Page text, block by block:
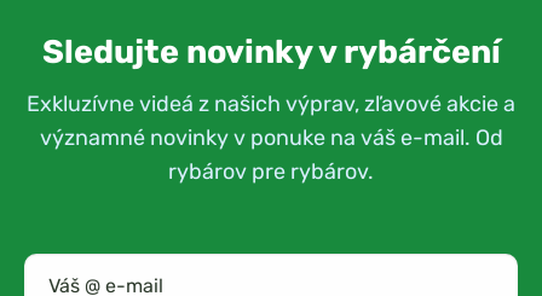
Sledujte novinky v rybárčení
Exkluzívne videá z našich výprav, zľavové akcie a
významné novinky v ponuke na váš e-mail. Od
rybárov pre rybárov.